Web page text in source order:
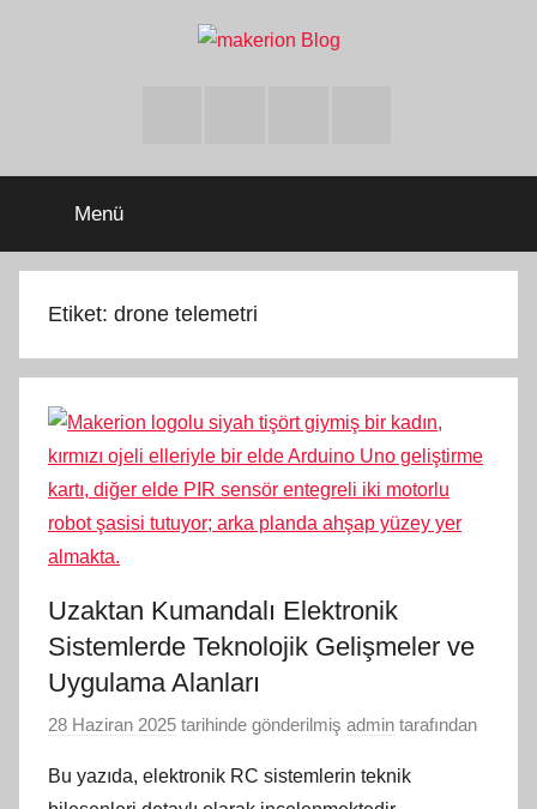
Menü
Etiket: drone telemetri
Uzaktan Kumandalı Elektronik
Sistemlerde Teknolojik Gelişmeler ve
Uygulama Alanları
28 Haziran 2025 tarihinde gönderilmiş admin tarafından
Bu yazıda, elektronik RC sistemlerin teknik